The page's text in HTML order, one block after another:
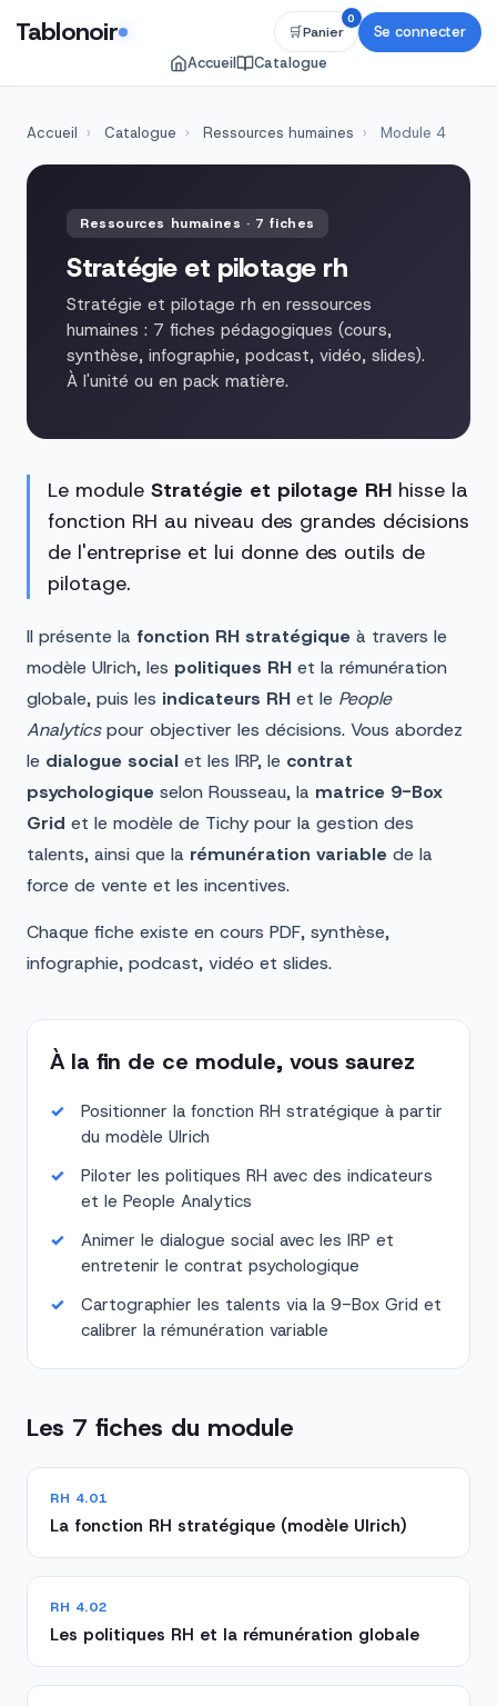
Tablonoir
Accueil Catalogue
🛒Panier
0
Se connecter
Accueil › Catalogue › Ressources humaines › Module 4
Ressources humaines · 7 fiches
Stratégie et pilotage rh
Stratégie et pilotage rh en ressources
humaines : 7 fiches pédagogiques (cours,
synthèse, infographie, podcast, vidéo, slides).
À l'unité ou en pack matière.
Le module Stratégie et pilotage RH hisse la
fonction RH au niveau des grandes décisions
de l'entreprise et lui donne des outils de
pilotage.
Il présente la fonction RH stratégique à travers le
modèle Ulrich, les politiques RH et la rémunération
globale, puis les indicateurs RH et le People
Analyticspour objectiver les décisions. Vous abordez
le dialogue social et les IRP, le contrat
psychologique selon Rousseau, la matrice 9-Box
Grid et le modèle de Tichy pour la gestion des
talents, ainsi que la rémunération variable de la
force de vente et les incentives.
Chaque fiche existe en cours PDF, synthèse,
infographie, podcast, vidéo et slides.
À la fin de ce module, vous saurez
Positionner la fonction RH stratégique à partir
du modèle Ulrich
Piloter les politiques RH avec des indicateurs
et le People Analytics
Animer le dialogue social avec les IRP et
entretenir le contrat psychologique
Cartographier les talents via la 9-Box Grid et
calibrer la rémunération variable
Les 7 fiches du module
RH 4.01
La fonction RH stratégique (modèle Ulrich)
RH 4.02
Les politiques RH et la rémunération globale